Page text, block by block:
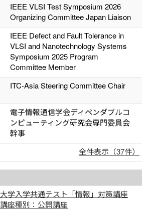
IEEE VLSI Test Symposium 2026
Organizing Committee Japan Liaison
IEEE Defect and Fault Tolerance in
VLSI and Nanotechnology Systems
Symposium 2025 Program
Committee Member
ITC-Asia Steering Committee Chair
電子情報通信学会ディペンダブルコ
ンピューティング研究会専門委員会
幹事
全件表示（37件）
大学入学共通テスト「情報」対策講座
講座種別：公開講座